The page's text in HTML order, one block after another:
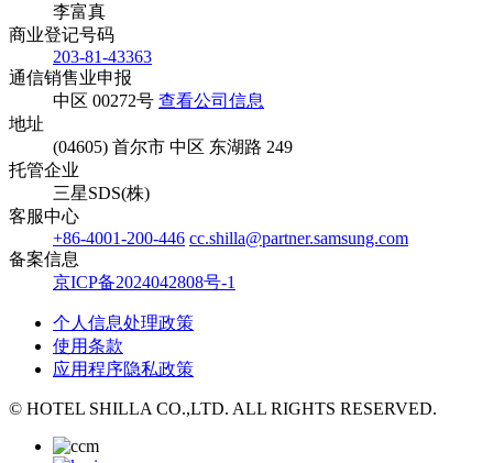
李富真
商业登记号码
203-81-43363
通信销售业申报
中区 00272号 查看公司信息
地址
(04605) 首尔市 中区 东湖路 249
托管企业
三星SDS(株)
客服中心
+86-4001-200-446 cc.shilla@partner.samsung.com
备案信息
京ICP备2024042808号-1
个人信息处理政策
使用条款
应用程序隐私政策
© HOTEL SHILLA CO.,LTD. ALL RIGHTS RESERVED.